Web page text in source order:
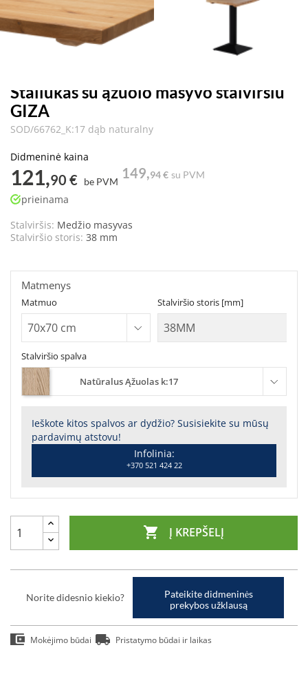
Staliukas su ąžuolo masyvo stalviršiu
GIZA
SOD/66762_K:17 dąb naturalny
Didmeninė kaina
121,90 € be PVM
149,94 € su PVM
prieinama
Stalviršis: Medžio masyvas
Stalviršio storis: 38 mm
Stalviršio spalva
Natūralus Ąžuolas k:17
Ieškote kitos spalvos ar dydžio? Susisiekite su mūsų
pardavimų atstovu!
Infolinia:
+370 521 424 22
Matmuo Stalviršio storis [mm]
Matmenys
 Į KREPŠELĮ
Norite didesnio kiekio?
Pateikite didmeninės
prekybos užklausą
Mokėjimo būdai Pristatymo būdai ir laikas